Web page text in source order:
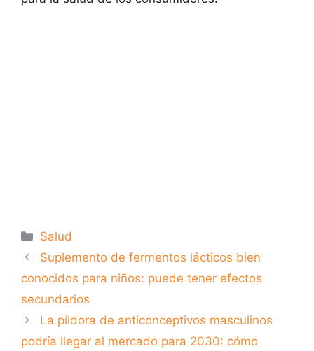
Categorías
Salud
Suplemento de fermentos lácticos bien
conocidos para niños: puede tener efectos
secundarios
La píldora de anticonceptivos masculinos
podría llegar al mercado para 2030: cómo